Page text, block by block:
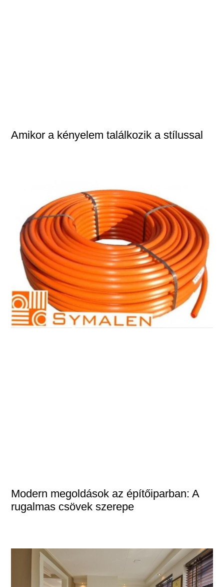
Amikor a kényelem találkozik a stílussal
Modern megoldások az építőiparban: A
rugalmas csövek szerepe